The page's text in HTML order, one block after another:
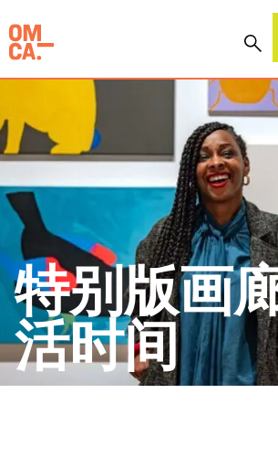
到
内
容
加州奥克兰博物馆(OMCA)
特别版画
活时间